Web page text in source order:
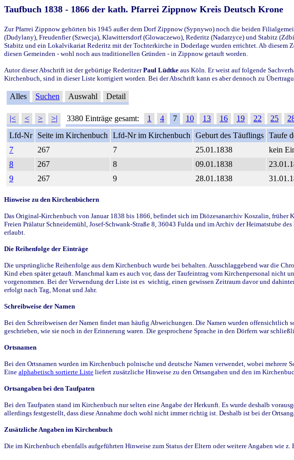
Taufbuch 1838 - 1866 der kath. Pfarrei Zippnow Kreis Deutsch Krone
Zur Pfarrei Zippnow gehörten bis 1945 außer dem Dorf Zippnow (Sypnywo) noch die beiden
(Dudylany), Freudenfier (Szwecja), Klawittersdorf (Glowaczewo), Rederitz (Nadarzyce) und Stabitz
Stabitz und ein Lokalvikariat Rederitz mit der Tochterkirche in Doderlage wurden errichtet. Ab diesem
diesen Gemeinden - wohl noch aus traditionellen Gründen - in Zippnow getauft worden.
Autor dieser Abschrift ist der gebürtige RederitzerPaul Lüdtke aus Köln. Er weist auf folgende
Kirchenbuch, sind in dieser Liste korrigiert worden. Bei der Abschrift kann es aber dennoch zu
Alles Suchen Auswahl Detail
|< < > >| 3380 Einträge gesamt: 1 4 7 10 13 16 19 22 25
Lfd-Nr
Seite im Kirchenbuch Lfd-Nr im Kirchenbuch Geburt des Täuflings Taufe
7
267 7 25.01.1838 kein
8
267 8 09.01.1838
9
267 9 28.01.1838
Hinweise zu den Kirchenbüchern
Das Original-Kirchenbuch von Januar 1838 bis 1866, befindet sich im Diözesanarchiv Koszalin,
Freien Prälatur Schneidemühl, Josef-Schwank-Straße 8, 36043 Fulda und im Archiv der Heimatstube
erlaubt.
Die Reihenfolge der Einträge
Die ursprüngliche Reihenfolge aus dem Kirchenbuch wurde bei behalten. Ausschlaggebend war die
Kind eben später getauft. Manchmal kam es auch vor, dass der Taufeintrag vom Kirchenpersonal
vorgenommen. Bei der Verwendung der Liste ist es wichtig, einen gewissen Zeitraum davor und
erfolgt nach Tag, Monat und Jahr.
Schreibweise der Namen
Bei den Schreibweisen der Namen findet man häufig Abweichungen. Die Namen wurden offensichtlich
geschrieben, wie sie noch in der Erinnerung waren. Die gesprochene Sprache in den Dörfern war
Ortsnamen
Bei den Ortsnamen wurden im Kirchenbuch polnische und deutsche Namen verwendet, wobei
Eine alphabetisch sortierte Liste liefert zusätzliche Hinweise zu den Ortsangaben und den im
Ortsangaben bei den Taufpaten
Bei den Taufpaten stand im Kirchenbuch nur selten eine Angabe der Herkunft. Es wurde deshalb
allerdings festgestellt, dass diese Annahme doch wohl nicht immer richtig ist. Deshalb ist bei der
Zusätzliche Angaben im Kirchenbuch
Die im Kirchenbuch ebenfalls aufgeführten Hinweise zum Status der Eltern oder weitere Angaben wie z.